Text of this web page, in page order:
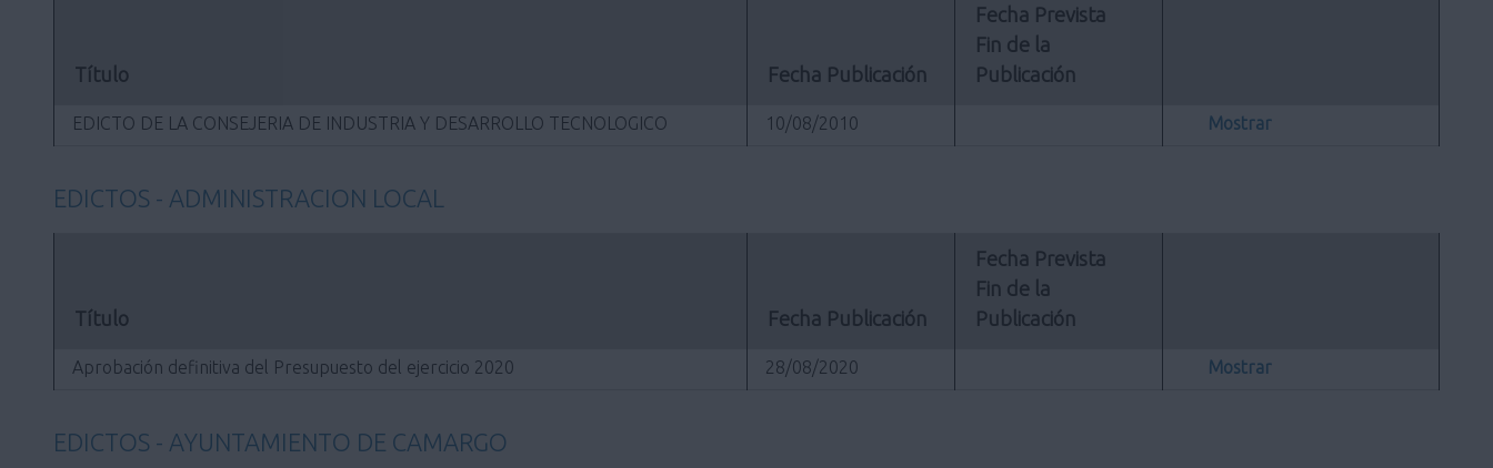
Título Fecha Publicación
Fecha Prevista
Fin de la
Publicación
EDICTO DE LA CONSEJERIA DE INDUSTRIA Y DESARROLLO TECNOLOGICO 10/08/2010 Mostrar
EDICTOS - ADMINISTRACION LOCAL
Título Fecha Publicación
Fecha Prevista
Fin de la
Publicación
Aprobación definitiva del Presupuesto del ejercicio 2020 28/08/2020 Mostrar
EDICTOS - AYUNTAMIENTO DE CAMARGO